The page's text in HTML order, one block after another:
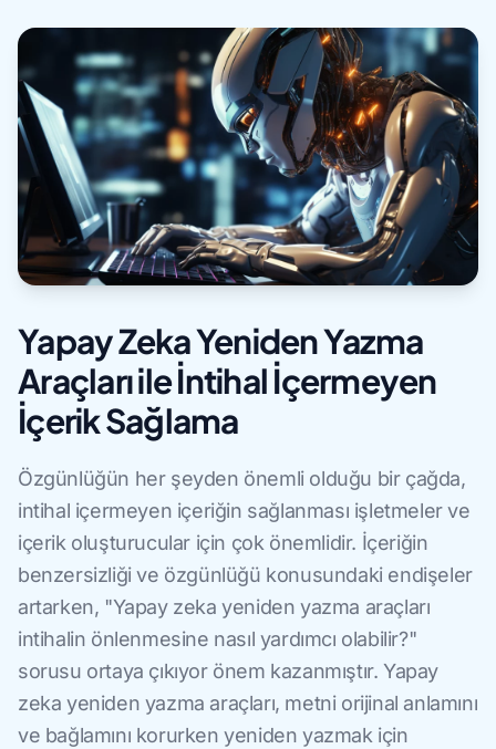
Yapay Zeka Yeniden Yazma
Araçları ile İntihal İçermeyen
İçerik Sağlama
Özgünlüğün her şeyden önemli olduğu bir çağda,
intihal içermeyen içeriğin sağlanması işletmeler ve
içerik oluşturucular için çok önemlidir. İçeriğin
benzersizliği ve özgünlüğü konusundaki endişeler
artarken, "Yapay zeka yeniden yazma araçları
intihalin önlenmesine nasıl yardımcı olabilir?"
sorusu ortaya çıkıyor önem kazanmıştır. Yapay
zeka yeniden yazma araçları, metni orijinal anlamını
ve bağlamını korurken yeniden yazmak için